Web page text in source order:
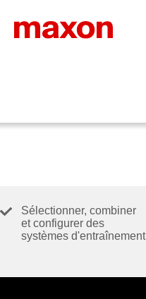
Sélectionner, combiner
et configurer des
systèmes d'entraînement